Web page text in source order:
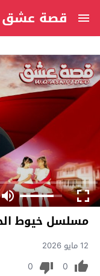
قصة عشق
مسلسل خيوط الحياة
12 مايو 2026
0
0